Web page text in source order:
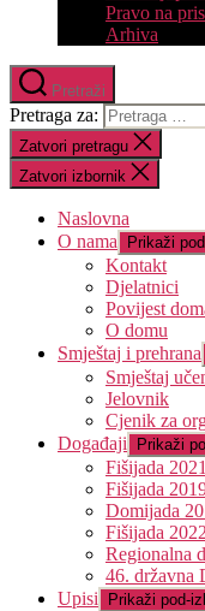
Pravo na
Arhiva
Pretraži
Pretraga za:
Zatvori pretragu
Zatvori izbornik
Naslovna
O nama
Prikaži
Kontakt
Djelatnici
Povijest
O domu
Smještaj i prehrana
Smještaj
Jelovnik
Cjenik za
Događaji
Prikaži
Fišijada
Fišijada
Domijada
Fišijada
Regionalna
46. državna
Upisi
Prikaži pod-